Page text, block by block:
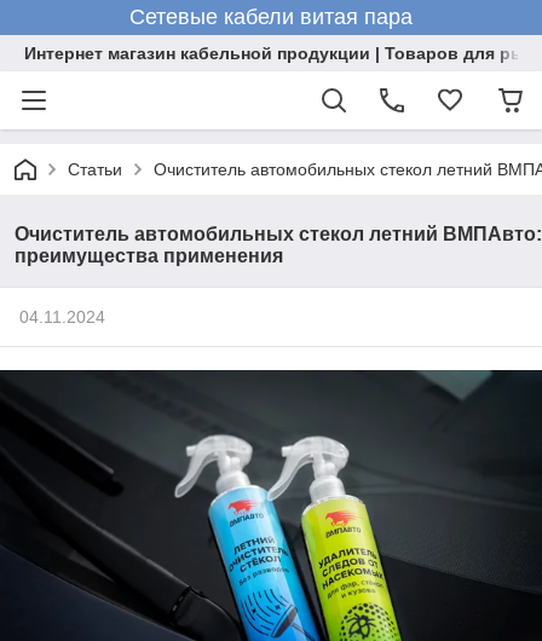
Сетевые кабели витая пара
Интернет магазин кабельной продукции | Товаров для
Статьи Очиститель автомобильных стекол летний
Очиститель автомобильных стекол летний ВМПАвто:
преимущества применения
04.11.2024